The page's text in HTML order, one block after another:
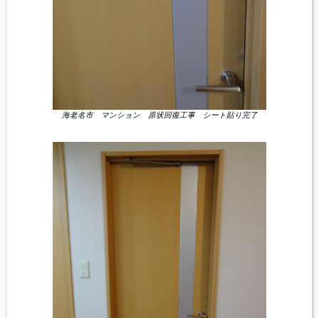
海老名市 マンション 原状回復工事 シート貼り完了